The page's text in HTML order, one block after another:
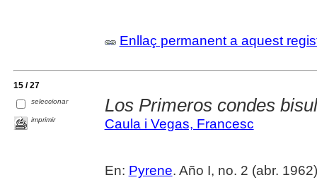
Enllaç permanent a aquest
15 / 27
seleccionar
imprimir
Los Primeros condes
Caula i Vegas, Francesc
En: Pyrene. Año I, no. 2 (abr.